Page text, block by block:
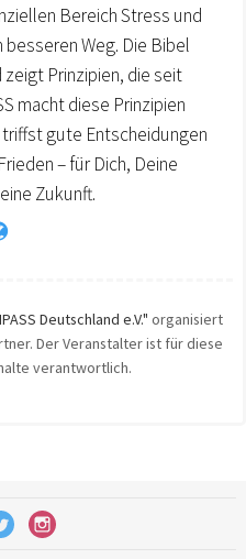
Bereich Stress und
Weg. Die Bibel
Prinzipien, die seit
macht diese Prinzipien
gute Entscheidungen
– für Dich, Deine
Zukunft.
Deutschland e.V." organisiert
Der Veranstalter ist für diese
verantwortlich.